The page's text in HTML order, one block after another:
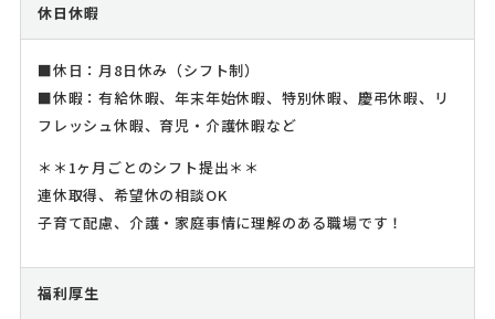
休日休暇
■休日：月8日休み（シフト制）
■休暇：有給休暇、年末年始休暇、特別休暇、慶弔休暇、リ
フレッシュ休暇、育児・介護休暇など
＊＊1ヶ月ごとのシフト提出＊＊
連休取得、希望休の相談OK
子育て配慮、介護・家庭事情に理解のある職場です！
福利厚生